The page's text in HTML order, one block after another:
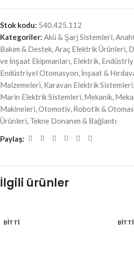
Stok kodu: 540.425.112
Kategoriler: Akü & Şarj Sistemleri,
Bakım & Destek,Araç Elektrik Ürünleri,
ve İnşaat Ekipmanları, Elektrik,
Endüstriyel Otomasyon, İnşaat &
Malzemeleri, Karavan Elektrik Sistemleri,
Marin Elektrik Sistemleri, Mekanik,
Makineleri,Otomotiv, Robotik &
Ürünleri, Tekne Donanım & Bağlantı
Paylaş:
İlgili ürünler
BITTI BITTI